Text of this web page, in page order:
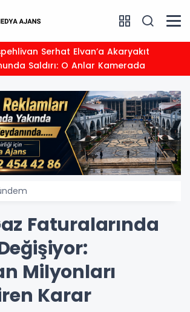
Saldırı: O Anlar Kamerada
Faturalarında
Milyonları
Karar